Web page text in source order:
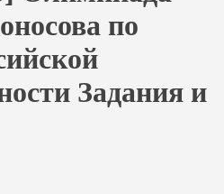
по
Задания и